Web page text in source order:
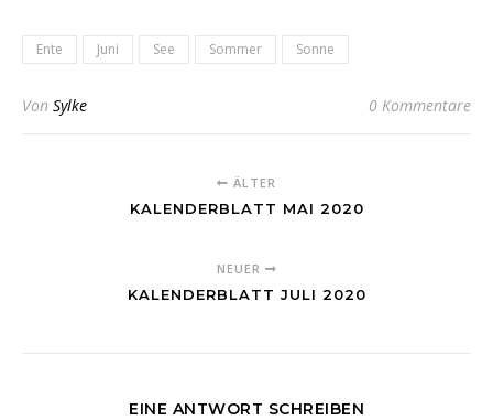
Ente Juni See Sommer Sonne
Von Sylke 0 Kommentare
ÄLTER
KALENDERBLATT MAI 2020
NEUER
KALENDERBLATT JULI 2020
EINE ANTWORT SCHREIBEN